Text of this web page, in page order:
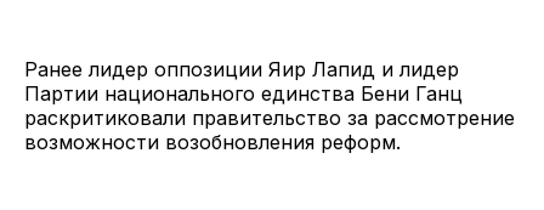
Ранее лидер оппозиции Яир Лапид и лидер
Партии национального единства Бени Ганц
раскритиковали правительство за рассмотрение
возможности возобновления реформ.